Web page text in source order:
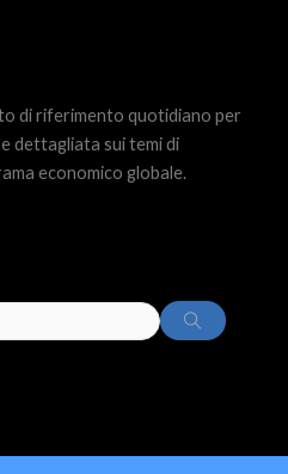
di riferimento quotidiano per
dettagliata sui temi di
economico globale.